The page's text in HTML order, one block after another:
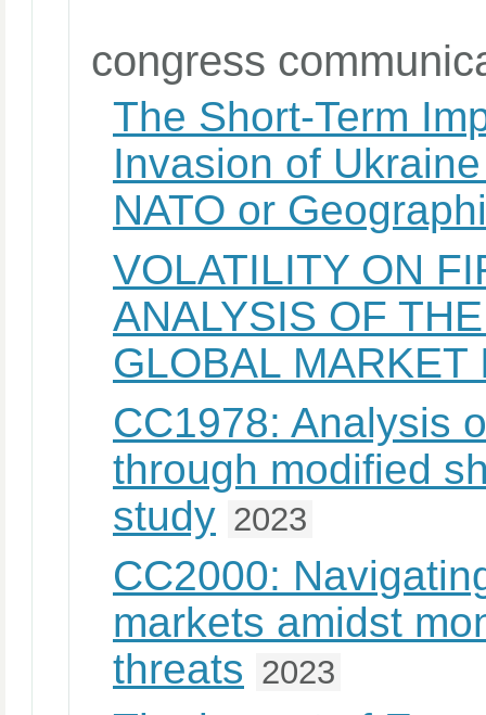
congress
The Short-Term
Invasion of
NATO or
VOLATILITY ON
ANALYSIS OF
GLOBAL MARKET
CC1978: Analysis
through modified
study 2023
CC2000:
markets amidst
threats 2023